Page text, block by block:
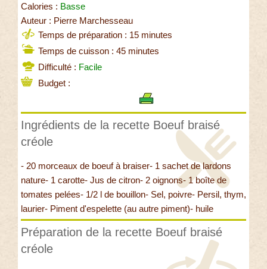
Calories : Basse
Auteur : Pierre Marchesseau
Temps de préparation : 15 minutes
Temps de cuisson : 45 minutes
Difficulté : Facile
Budget :
Ingrédients de la recette Boeuf braisé
créole
- 20 morceaux de boeuf à braiser- 1 sachet de lardons
nature- 1 carotte- Jus de citron- 2 oignons- 1 boîte de
tomates pelées- 1/2 l de bouillon- Sel, poivre- Persil, thym,
laurier- Piment d'espelette (au autre piment)- huile
Préparation de la recette Boeuf braisé
créole